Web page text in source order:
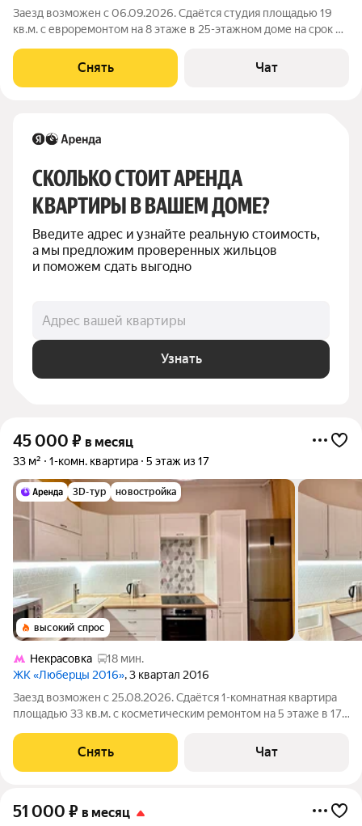
Заезд возможен с 06.09.2026. Сдаётся студия площадью 19
кв.м. с евроремонтом на 8 этаже в 25-этажном доме на срок от
Микроволновка Варочная поверхность Будет установлен
кондиционер Дом -
Снять Чат
СКОЛЬКО СТОИТ АРЕНДА
КВАРТИРЫ В ВАШЕМ ДОМЕ?
Введите адрес и узнайте реальную стоимость,
а мы предложим проверенных жильцов
и поможем сдать выгодно
Адрес вашей квартиры
Узнать
45 000 ₽ в месяц
33 м² 1-комн. квартира 5 этаж из 17
3D-тур новостройка
высокий спрос
Некрасовка
18 мин.
ЖК «Люберцы 2016», 3 квартал 2016
Заезд возможен с 25.08.2026. Сдаётся 1-комнатная квартира
площадью 33 кв.м. с косметическим ремонтом на 5 этаже в 17-
машина
Снять Чат
51 000 ₽ в месяц